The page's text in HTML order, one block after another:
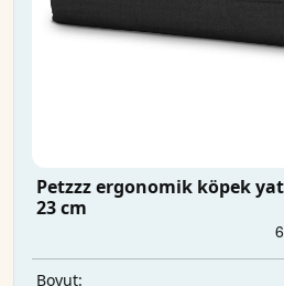
Petzzz ergonomik köpek
23 cm
Boyut: